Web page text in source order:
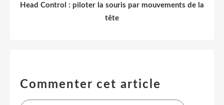
Head Control : piloter la souris par mouvements de la
tête
Commenter cet article